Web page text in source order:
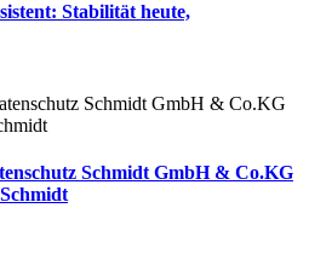
Stabilität heute,
Schmidt GmbH & Co.KG